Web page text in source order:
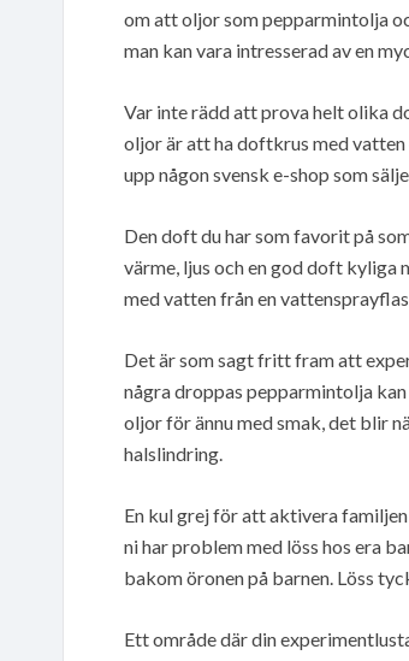
om att oljor som pepparmintolja
man kan vara intresserad av en
Var inte rädd att prova helt olika
oljor är att ha doftkrus med vatten
upp någon svensk e-shop som
Den doft du har som favorit på
värme, ljus och en god doft kyliga
med vatten från en
Det är som sagt fritt fram att
några droppas pepparmintolja
oljor för ännu med smak, det blir
halslindring.
En kul grej för att aktivera
ni har problem med löss hos era
bakom öronen på barnen. Löss
Ett område där din